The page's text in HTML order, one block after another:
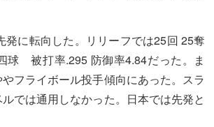
に転向した。リリーフでは25回 25奪
球 被打率.295 防御率4.84だった。ま
フライボール投手傾向にあった。スラ
では通用しなかった。日本では先発と